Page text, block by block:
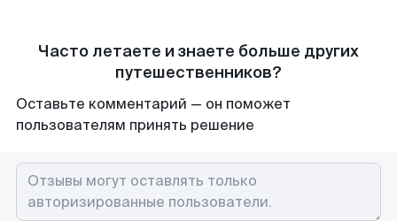
Часто летаете и знаете больше других
путешественников?
Оставьте комментарий — он поможет
пользователям принять решение